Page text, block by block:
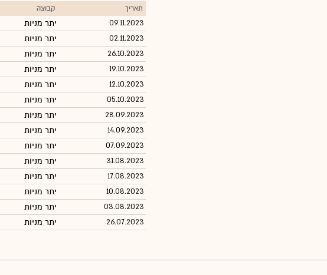
תאריך קבוצה
09.11.2023 יתר מניות
02.11.2023 יתר מניות
26.10.2023 יתר מניות
19.10.2023 יתר מניות
12.10.2023 יתר מניות
05.10.2023 יתר מניות
28.09.2023 יתר מניות
14.09.2023 יתר מניות
07.09.2023 יתר מניות
31.08.2023 יתר מניות
17.08.2023 יתר מניות
10.08.2023 יתר מניות
03.08.2023 יתר מניות
26.07.2023 יתר מניות